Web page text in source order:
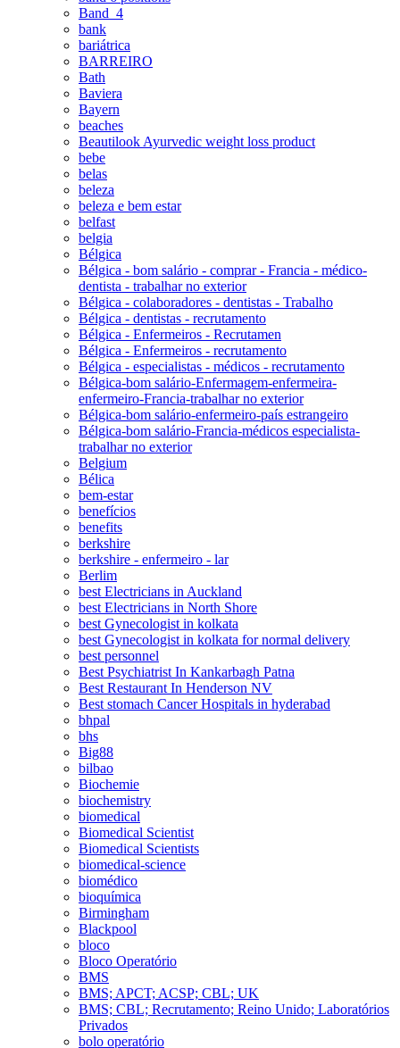
Band_4
bank
bariátrica
BARREIRO
Bath
Baviera
Bayern
beaches
Beautilook Ayurvedic weight loss product
bebe
belas
beleza
beleza e bem estar
belfast
belgia
Bélgica
Bélgica - bom salário - comprar - Francia - médico-
dentista - trabalhar no exterior
Bélgica - colaboradores - dentistas - Trabalho
Bélgica - dentistas - recrutamento
Bélgica - Enfermeiros - Recrutamen
Bélgica - Enfermeiros - recrutamento
Bélgica - especialistas - médicos - recrutamento
Bélgica-bom salário-Enfermagem-enfermeira-
enfermeiro-Francia-trabalhar no exterior
Bélgica-bom salário-enfermeiro-país estrangeiro
Bélgica-bom salário-Francia-médicos especialista-
trabalhar no exterior
Belgium
Bélica
bem-estar
benefícios
benefits
berkshire
berkshire - enfermeiro - lar
Berlim
best Electricians in Auckland
best Electricians in North Shore
best Gynecologist in kolkata
best Gynecologist in kolkata for normal delivery
best personnel
Best Psychiatrist In Kankarbagh Patna
Best Restaurant In Henderson NV
Best stomach Cancer Hospitals in hyderabad
bhpal
bhs
Big88
bilbao
Biochemie
biochemistry
biomedical
Biomedical Scientist
Biomedical Scientists
biomedical-science
biomédico
bioquímica
Birmingham
Blackpool
bloco
Bloco Operatório
BMS
BMS; APCT; ACSP; CBL; UK
BMS; CBL; Recrutamento; Reino Unido; Laboratórios
Privados
bolo operatório